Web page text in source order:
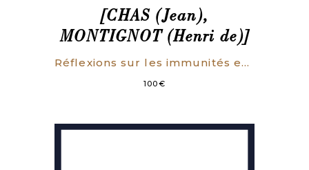
[CHAS (Jean),
MONTIGNOT (Henri de)]
Réflexions sur les immunités ecclésiastiques considérées dans leurs rapports avec les maximes du droit public & l’intérêt national.
100€